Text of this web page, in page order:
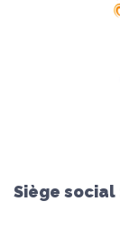
Siège social